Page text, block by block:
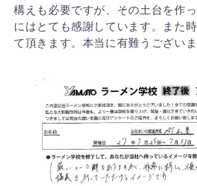
構えも必要ですが、その土台を作
にはとても感謝しています。また
て頂きます。本当に有難うございま